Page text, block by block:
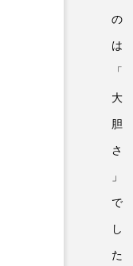
の
は
「
大
胆
さ
」
で
し
た